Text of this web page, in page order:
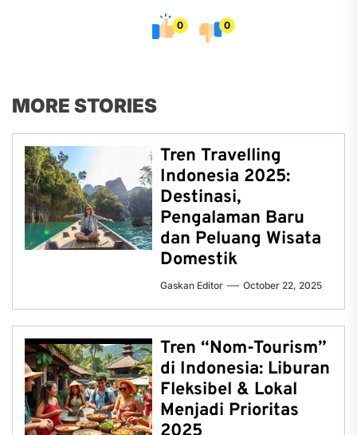
0 0
MORE STORIES
Tren Travelling
Indonesia 2025:
Destinasi,
Pengalaman Baru
dan Peluang Wisata
Domestik
Gaskan Editor October 22, 2025
Tren “Nom-Tourism”
di Indonesia: Liburan
Fleksibel & Lokal
Menjadi Prioritas